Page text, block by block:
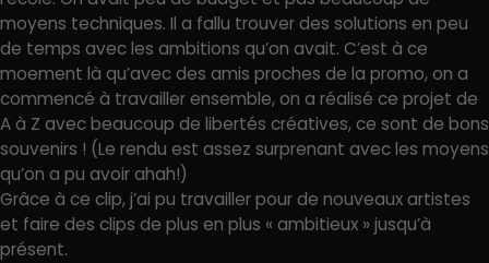
moyens techniques. Il a fallu trouver des solutions en peu
de temps avec les ambitions qu’on avait. C’est à ce
moement là qu’avec des amis proches de la promo, on a
commencé à travailler ensemble, on a réalisé ce projet de
A à Z avec beaucoup de libertés créatives, ce sont de bons
souvenirs ! (Le rendu est assez surprenant avec les moyens
qu’on a pu avoir ahah!)
Grâce à ce clip, j’ai pu travailler pour de nouveaux artistes
et faire des clips de plus en plus « ambitieux » jusqu’à
présent.